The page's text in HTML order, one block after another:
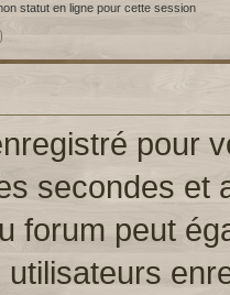
statut en ligne pour cette session
pour
secondes et
forum peut